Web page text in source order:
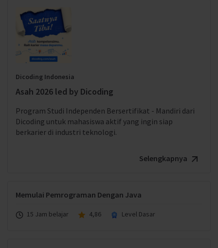
Dicoding Indonesia
Asah 2026 led by Dicoding
Program Studi Independen Bersertifikat - Mandiri dari
Dicoding untuk mahasiswa aktif yang ingin siap
berkarier di industri teknologi.
Selengkapnya
Memulai Pemrograman Dengan Java
15 Jam belajar 4,86 Level Dasar